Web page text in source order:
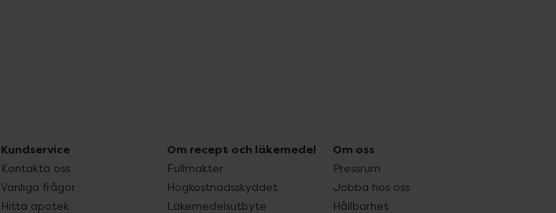
Kundservice
Kontakta oss
Vanliga frågor
Hitta apotek
Om recept och läkemedel
Fullmakter
Högkostnadsskyddet
Läkemedelsutbyte
Om oss
Pressrum
Jobba hos oss
Hållbarhet